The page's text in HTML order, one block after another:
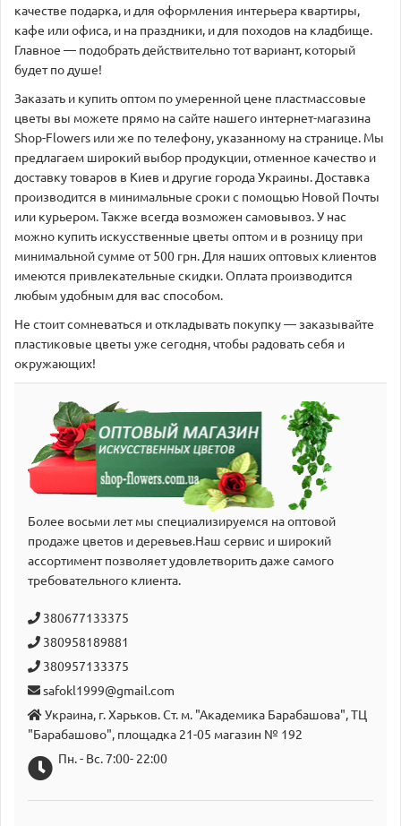
качестве подарка, и для оформления интерьера квартиры,
кафе или офиса, и на праздники, и для походов на кладбище.
Главное — подобрать действительно тот вариант, который
будет по душе!
Заказать и купить оптом по умеренной цене пластмассовые
цветы вы можете прямо на сайте нашего интернет-магазина
Shop-Flowers или же по телефону, указанному на странице. Мы
предлагаем широкий выбор продукции, отменное качество и
доставку товаров в Киев и другие города Украины. Доставка
производится в минимальные сроки с помощью Новой Почты
или курьером. Также всегда возможен самовывоз. У нас
можно купить искусственные цветы оптом и в розницу при
минимальной сумме от 500 грн. Для наших оптовых клиентов
имеются привлекательные скидки. Оплата производится
любым удобным для вас способом.
Не стоит сомневаться и откладывать покупку — заказывайте
пластиковые цветы уже сегодня, чтобы радовать себя и
окружающих!
Более восьми лет мы специализируемся на оптовой
продаже цветов и деревьев.Наш сервис и широкий
аcсортимент позволяет удовлетворить даже самого
требовательного клиента.
380677133375
380958189881
380957133375
safokl1999@gmail.com
Украина, г. Харьков. Ст. м. "Академика Барабашова", ТЦ
"Барабашово", площадка 21-05 магазин № 192
Пн. - Вс. 7:00- 22:00